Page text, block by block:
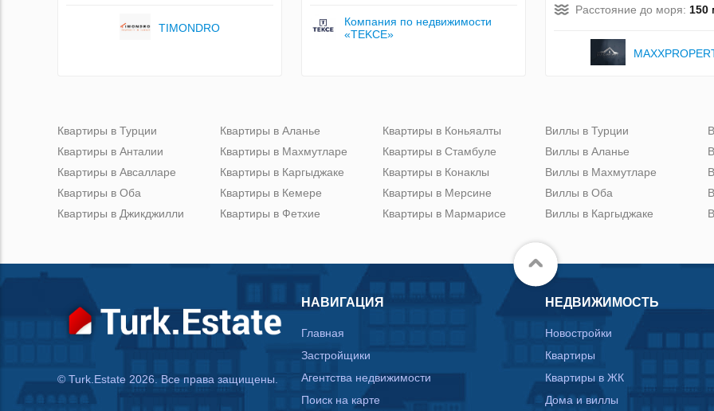
TIMONDRO
Компания по недвижимости
«TEKCE»
Расстояние до моря: 150
Квартиры в Турции
Квартиры в Анталии
Квартиры в Авсалларе
Квартиры в Оба
Квартиры в Джикджилли
Квартиры в Аланье
Квартиры в Махмутларе
Квартиры в Каргыджаке
Квартиры в Кемере
Квартиры в Фетхие
Квартиры в Коньяалты
Квартиры в Стамбуле
Квартиры в Конаклы
Квартиры в Мерсине
Квартиры в Мармарисе
Виллы в Турции
Виллы в Аланье
Виллы в Махмутларе
Виллы в Оба
Виллы в Каргыджаке
© Turk.Estate 2026. Все права защищены.
НАВИГАЦИЯ
Главная
Застройщики
Агентства недвижимости
Поиск на карте
НЕДВИЖИМОСТЬ
Новостройки
Квартиры
Квартиры в ЖК
Дома и виллы